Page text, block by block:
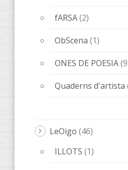
Poesía (6)
Relatos(20)
Relats (8)
AccentObert'
ANACRÈPTICA